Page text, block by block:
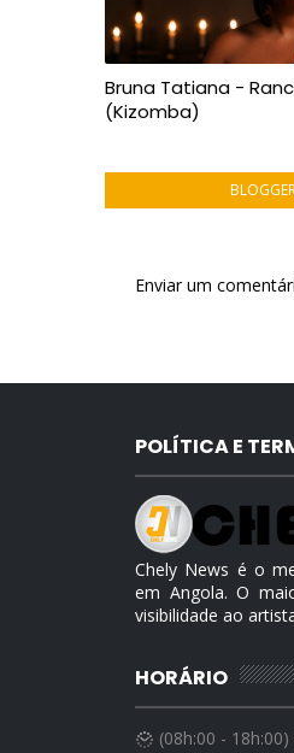
Bruna Tatiana -
(Kizomba)
Enviar um
POLÍTICA E
Chely News é o
em Angola. O
visibilidade ao
HORÁRIO
(08h:00 -